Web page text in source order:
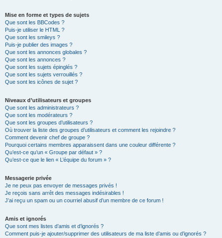
Mise en forme et types de sujets
Que sont les BBCodes ?
Puis-je utiliser le HTML ?
Que sont les smileys ?
Puis-je publier des images ?
Que sont les annonces globales ?
Que sont les annonces ?
Que sont les sujets épinglés ?
Que sont les sujets verrouillés ?
Que sont les icônes de sujet ?
Niveaux d’utilisateurs et groupes
Que sont les administrateurs ?
Que sont les modérateurs ?
Que sont les groupes d’utilisateurs ?
Où trouver la liste des groupes d’utilisateurs et comment les rejoindre ?
Comment devenir chef de groupe ?
Pourquoi certains membres apparaissent dans une couleur différente ?
Qu’est-ce qu’un « Groupe par défaut » ?
Qu’est-ce que le lien « L’équipe du forum » ?
Messagerie privée
Je ne peux pas envoyer de messages privés !
Je reçois sans arrêt des messages indésirables !
J’ai reçu un spam ou un courriel abusif d’un membre de ce forum !
Amis et ignorés
Que sont mes listes d’amis et d’ignorés ?
Comment puis-je ajouter/supprimer des utilisateurs de ma liste d’amis ou d’ignorés ?